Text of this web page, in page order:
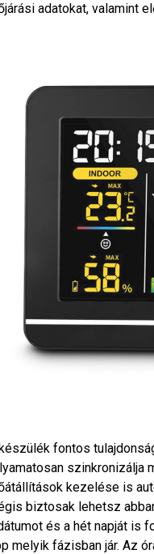
adatokat, valamint
fontos
szinkronizálja
kezelése is
biztosak lehetsz
és a hét napját is
melyik fázisban jár. Az